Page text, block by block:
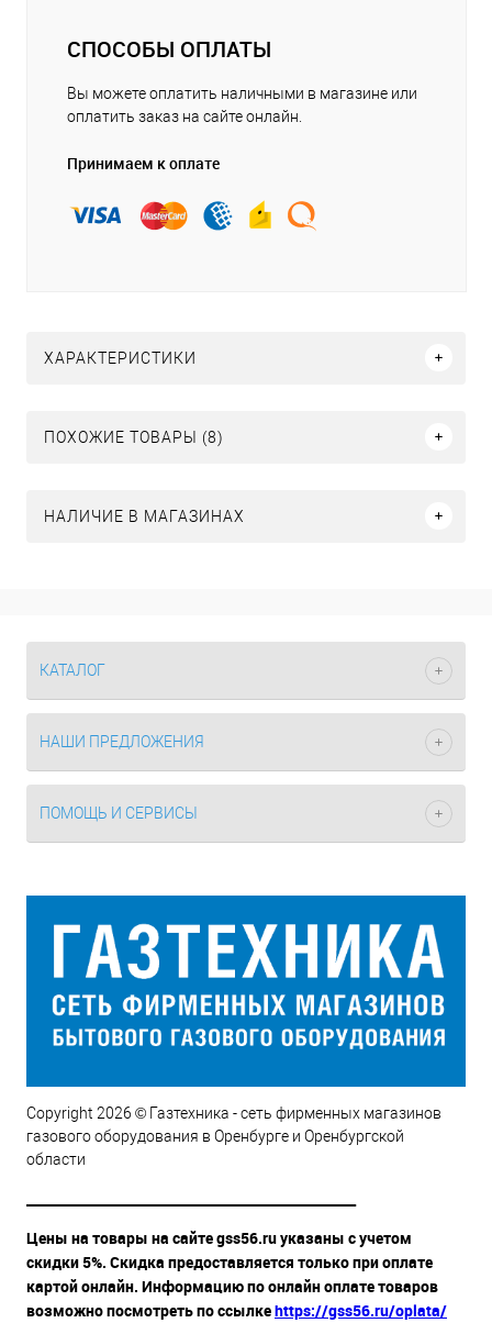
СПОСОБЫ ОПЛАТЫ
Вы можете оплатить наличными в магазине или
оплатить заказ на сайте онлайн.
Принимаем к оплате
ХАРАКТЕРИСТИКИ
ПОХОЖИЕ ТОВАРЫ (8)
НАЛИЧИЕ В МАГАЗИНАХ
КАТАЛОГ
НАШИ ПРЕДЛОЖЕНИЯ
ПОМОЩЬ И СЕРВИСЫ
Copyright 2026 © Газтехника - сеть фирменных магазинов
газового оборудования в Оренбурге и Оренбургской
области
Цены на товары на сайте gss56.ru указаны с учетом
скидки 5%. Скидка предоставляется только при оплате
картой онлайн. Информацию по онлайн оплате товаров
возможно посмотреть по ссылкеhttps://gss56.ru/oplata/